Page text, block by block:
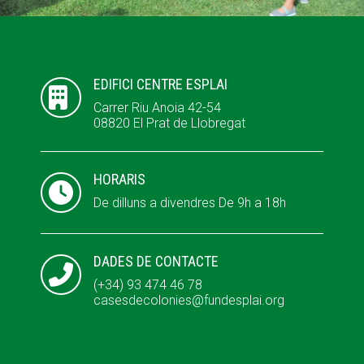

EDIFICI CENTRE ESPLAI
Carrer Riu Anoia 42-54
08820 El Prat de Llobregat

HORARIS
De dilluns a divendres De 9h a 18h

DADES DE CONTACTE
(+34) 93 474 46 78
casesdecolonies@fundesplai.org
ESPLAIS
SUPORT TERCER SECTOR
ESPLAIS
SUPORT TERCER SECTOR